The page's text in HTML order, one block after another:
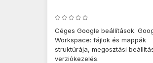
Céges Google beállítások.
Workspace: fájlok és mappák
struktúrája, megosztási
verziókezelés.